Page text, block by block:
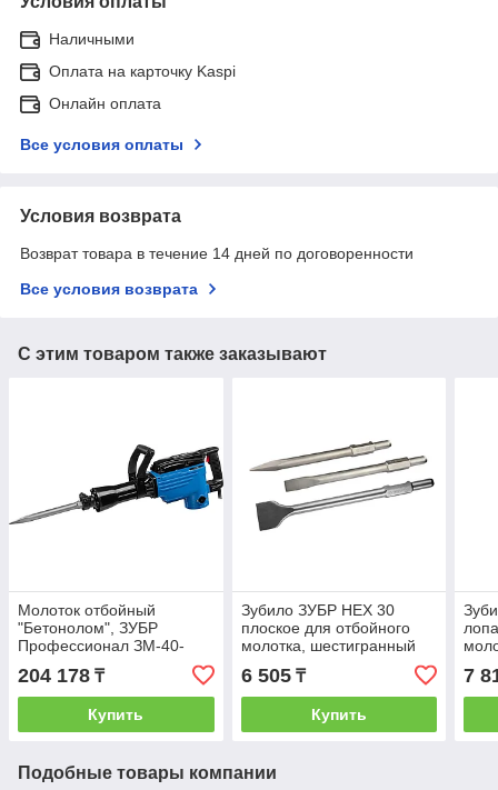
Наличными
Оплата на карточку Kaspi
Онлайн оплата
Все условия оплаты
Условия возврата
Возврат товара в течение 14 дней по договоренности
Все условия возврата
С этим товаром также заказывают
Молоток отбойный
"Бетонолом", ЗУБР
Профессионал ЗМ-40-
1700 К, HEX30, 40 Дж, 17
кг, 1400 уд/мин, 1700 Вт,
кейс
204 178 ₸
Купить
Зубило ЗУБР HEX 30
плоское для отбойного
молотка, шестигранный
хвостовик 30мм, 410мм
6 505₸
Купить
7
Подобные товары компании